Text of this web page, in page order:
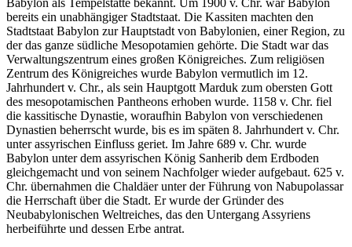
bereits ein unabhängiger Stadtstaat. Die Kassiten machten den
Stadtstaat Babylon zur Hauptstadt von Babylonien, einer Region, zu
der das ganze südliche Mesopotamien gehörte. Die Stadt war das
Verwaltungszentrum eines großen Königreiches. Zum religiösen
Zentrum des Königreiches wurde Babylon vermutlich im 12.
Jahrhundert v. Chr., als sein Hauptgott Marduk zum obersten Gott
des mesopotamischen Pantheons erhoben wurde. 1158 v. Chr. fiel
die kassitische Dynastie, woraufhin Babylon von verschiedenen
Dynastien beherrscht wurde, bis es im späten 8. Jahrhundert v. Chr.
unter assyrischen Einfluss geriet. Im Jahre 689 v. Chr. wurde
Babylon unter dem assyrischen König Sanherib dem Erdboden
gleichgemacht und von seinem Nachfolger wieder aufgebaut. 625 v.
Chr. übernahmen die Chaldäer unter der Führung von Nabupolassar
die Herrschaft über die Stadt. Er wurde der Gründer des
Neubabylonischen Weltreiches, das den Untergang Assyriens
herbeiführte und dessen Erbe antrat.